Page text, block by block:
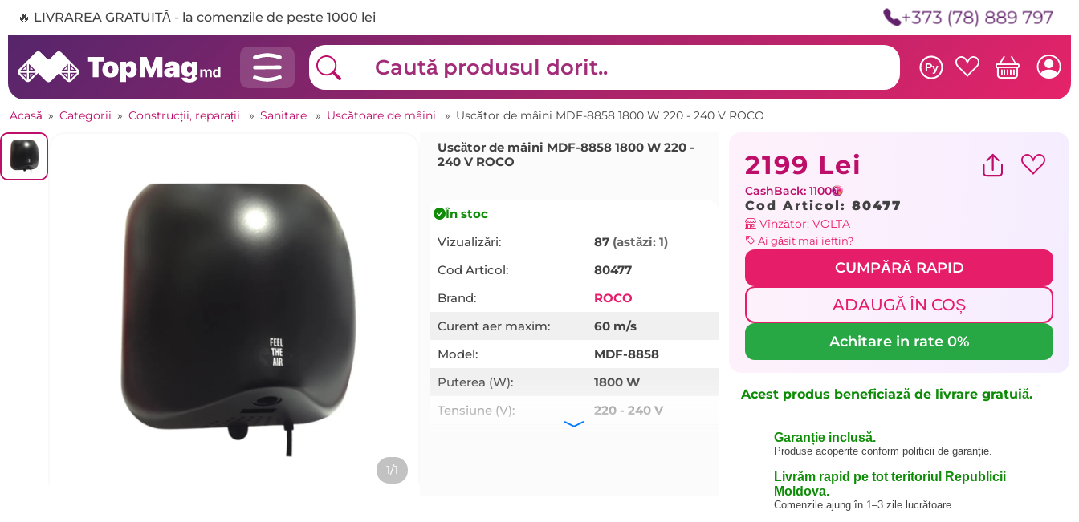
🔥 LIVRAREA GRATUITĂ - la comenzile de peste 1000 lei +373 (78) 889 797
Ру
Acasă » Categorii » Construcții, reparații » Sanitare » Uscătoare de mâini » Uscător de mâini MDF-8858 1800 W 220 - 240 V ROCO
1/1
Uscător de mâini MDF-8858 1800 W 220 -
240 V ROCO
În stoc
Vizualizări:
87 (astăzi: 1)
Cod Articol:
80477
Brand:
ROCO
Curent aer maxim:
60 m/s
Model:
MDF-8858
Puterea (W):
1800 W
Tensiune (V):
220 - 240 V
2199 Lei
CashBack: 1100
Cod Articol: 80477
Vînzător: VOLTA
Ai găsit mai ieftin?
CUMPĂRĂ RAPID
ADAUGĂ ÎN COȘ
Achitare in rate 0%
Acest produs beneficiază de livrare gratuiă.
Garanție inclusă.
Produse acoperite conform politicii de garanție.
Livrăm rapid pe tot teritoriul Republicii
Moldova.
Comenzile ajung în 1–3 zile lucrătoare.